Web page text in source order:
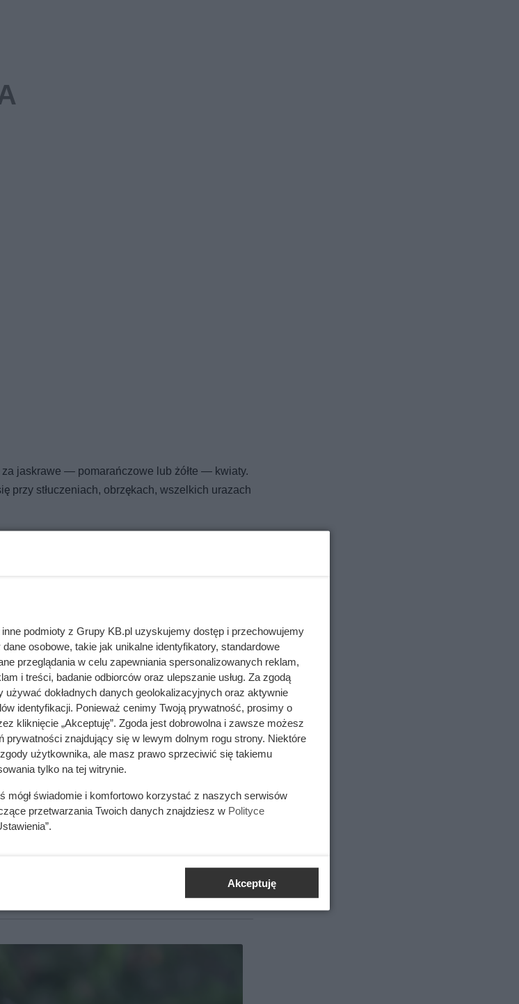
jaskrawe — pomarańczowe lub żółte — kwiaty.
przy stłuczeniach, obrzękach, wszelkich urazach
termin siewu.
wydłużają. Wysianie nagietków w czerwcu
mogą pojawić się zbyt późno, gdy temperatura
zaskoczeniem
do gruntu. Rośliny te preferują stanowiska
nawożenia — wręcz przeciwnie, ponieważ
podmioty z Grupy KB.pl uzyskujemy dostęp i przechowujemy
osobowe, takie jak unikalne identyfikatory, standardowe
przeglądania w celu zapewniania spersonalizowanych reklam,
i treści, badanie odbiorców oraz ulepszanie usług. Za zgodą
dokładnych danych geolokalizacyjnych oraz aktywnie
identyfikacji. Ponieważ cenimy Twoją prywatność, prosimy o
kliknięcie „Akceptuję”. Zgoda jest dobrowolna i zawsze możesz
znajdujący się w lewym dolnym rogu strony. Niektóre
użytkownika, ale masz prawo sprzeciwić się takiemu
tylko na tej witrynie.
mógł świadomie i komfortowo korzystać z naszych serwisów
przetwarzania Twoich danych znajdziesz w Polityce
Akceptuję